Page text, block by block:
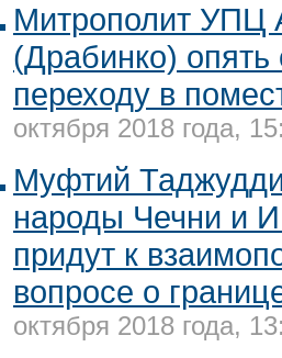
Митрополит УПЦ
(Драбинко) опять
переходу в
октября 2018 года,
Муфтий
народы Чечни и
придут к
вопросе о
октября 2018 года,